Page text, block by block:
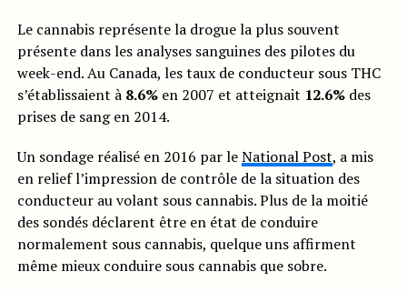
Le cannabis représente la drogue la plus souvent
présente dans les analyses sanguines des pilotes du
week-end. Au Canada, les taux de conducteur sous THC
s’établissaient à 8.6%en 2007 et atteignait 12.6%des
prises de sang en 2014.
Un sondage réalisé en 2016 par leNational Post, a mis
en relief l’impression de contrôle de la situation des
conducteur au volant sous cannabis. Plus de la moitié
des sondés déclarent être en état de conduire
normalement sous cannabis, quelque uns affirment
même mieux conduire sous cannabis que sobre.